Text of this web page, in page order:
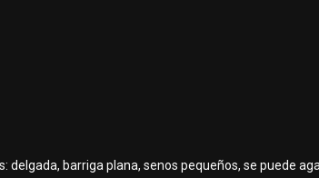
delgada, barriga plana, senos pequeños, se puede